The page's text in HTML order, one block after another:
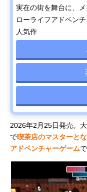
実在の街を舞台に、
ローライフアドベン
人気作
2026年2月25日発売。
で喫茶店のマスターと
アドベンチャーゲーム